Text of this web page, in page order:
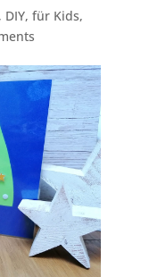
, DIY, für Kids,